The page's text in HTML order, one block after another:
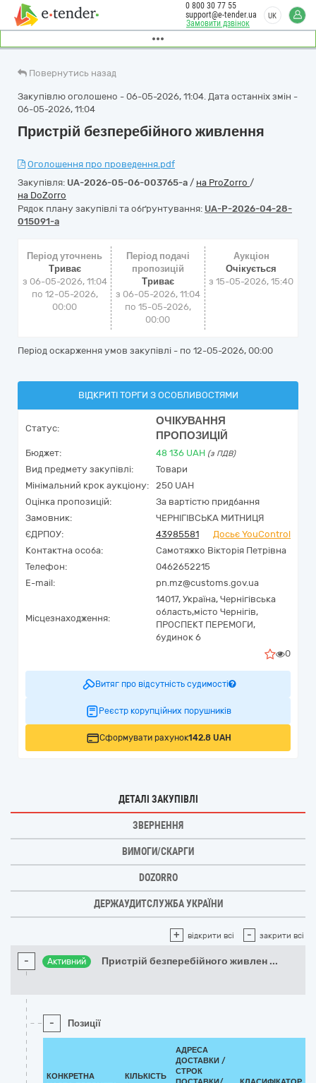
Замовити дзвінок
0 800 30 77 55
support@e-tender.ua
UK
Повернутись назад
Закупівлю оголошено - 06-05-2026, 11:04. Дата останніх змін -
06-05-2026, 11:04
Пристрій безперебійного живлення
Оголошення про проведення.pdf
Закупівля: UA-2026-05-06-003765-a / на ProZorro /
на DoZorro
Рядок плану закупівлі та обґрунтування: UA-P-2026-04-28-
015091-a
Період уточнень
Триває
з 06-05-2026, 11:04
по 12-05-2026,
00:00
Період подачі
пропозицій
Триває
з 06-05-2026, 11:04
по 15-05-2026,
00:00
Аукціон
Очікується
з15-05-2026, 15:40
Період оскарження умов закупівлі - по 12-05-2026, 00:00
ВІДКРИТІ ТОРГИ З ОСОБЛИВОСТЯМИ
Статус:
ОЧІКУВАННЯ
ПРОПОЗИЦІЙ
Бюджет: 48 136 UAH (з ПДВ)
Вид предмету закупівлі:
Товари
Мінімальний крок аукціону:
250 UAH
Оцінка пропозицій:
За вартістю придбання
Замовник:
ЧЕРНІГІВСЬКА МИТНИЦЯ
ЄДРПОУ:
43985581
Досьє YouControl
Контактна особа:
Самотяжко Вікторія Петрівна
Телефон:
0462652215
E-mail:
pn.mz@customs.gov.ua
Місцезнаходження:
14017, Україна, Чернігівська
область,місто Чернігів,
ПРОСПЕКТ ПЕРЕМОГИ,
будинок 6
0
Витяг про відсутність судимості
Реєстр корупційних порушників
Сформувати рахунок142.8 UAH
ДЕТАЛІ ЗАКУПІВЛІ
ЗВЕРНЕННЯ
ВИМОГИ/СКАРГИ
DOZORRO
ДЕРЖАУДИТСЛУЖБА УКРАЇНИ
+ відкрити всі - закрити всі
- Активний Пристрій безперебійного живлен ...
- Позиції
КОНКРЕТНА
КІЛЬКІСТЬ
АДРЕСА
ДОСТАВКИ /
СТРОК